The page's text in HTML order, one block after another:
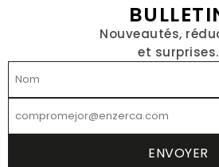
Nouveautés,
et surprises.